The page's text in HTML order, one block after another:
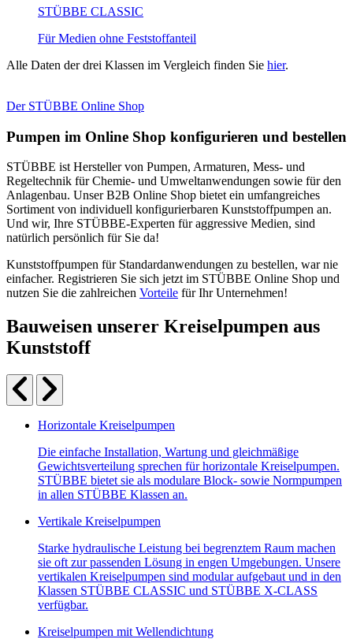
STÜBBE CLASSIC
Für Medien ohne Feststoffanteil
Alle Daten der drei Klassen im Vergleich finden Sie hier.
Der STÜBBE Online Shop
Pumpen im Online Shop konfigurieren und bestellen
STÜBBE ist Hersteller von Pumpen, Armaturen, Mess- und
Regeltechnik für Chemie- und Umweltanwendungen sowie für den
Anlagenbau. Unser B2B Online Shop bietet ein umfangreiches
Sortiment von individuell konfigurierbaren Kunststoffpumpen an.
Und wir, Ihre STÜBBE-Experten für aggressive Medien, sind
natürlich persönlich für Sie da!
Kunststoffpumpen für Standardanwendungen zu bestellen, war nie
einfacher. Registrieren Sie sich jetzt im STÜBBE Online Shop und
nutzen Sie die zahlreichen Vorteile für Ihr Unternehmen!
Bauweisen unserer Kreiselpumpen aus
Kunststoff
Horizontale Kreiselpumpen
Die einfache Installation, Wartung und gleichmäßige
Gewichtsverteilung sprechen für horizontale Kreiselpumpen.
STÜBBE bietet sie als modulare Block- sowie Normpumpen
in allen STÜBBE Klassen an.
Vertikale Kreiselpumpen
Starke hydraulische Leistung bei begrenztem Raum machen
sie oft zur passenden Lösung in engen Umgebungen. Unsere
vertikalen Kreiselpumpen sind modular aufgebaut und in den
Klassen STÜBBE CLASSIC und STÜBBE X-CLASS
verfügbar.
Kreiselpumpen mit Wellendichtung